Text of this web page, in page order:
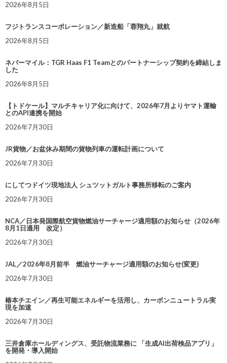
2026年8月5日
フジトランスコーポレーション／新造船「蓉翔丸」就航
2026年8月5日
ネバーマイル：TGR Haas F1 Teamとのパートナーシップ契約を締結しま
した
2026年8月5日
【トドケール】マルチキャリア化に向けて、2026年7月よりヤマト運輸
とのAPI連携を開始
2026年7月30日
JR貨物／お盆休み期間の貨物列車の運転計画について
2026年7月30日
にしてつドイツ現地法人 シュツットガルト事務所移転のご案内
2026年7月30日
NCA／日本発国際航空貨物燃油サーチャージ適用額のお知らせ（2026年
8月1日適用 改定）
2026年7月30日
JAL／2026年8月前半 燃油サーチャージ適用額のお知らせ(変更)
2026年7月30日
椿本チエイン／再生可能エネルギーを活用し、カーボンニュートラル実
現を加速
2026年7月30日
三井倉庫ホールディングス、受託物流業務に 「生成AI出荷検品アプリ」
を開発・導入開始